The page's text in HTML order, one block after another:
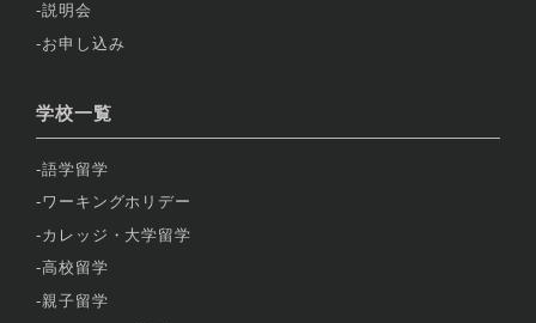
説明会
お申し込み
学校一覧
語学留学
ワーキングホリデー
カレッジ・大学留学
高校留学
親子留学